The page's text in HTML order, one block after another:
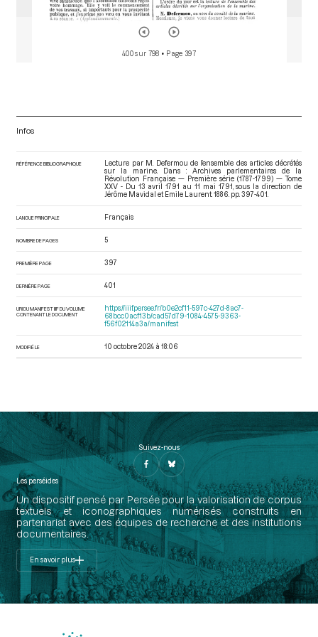
400 sur 798 • Page 397
Infos
RÉFÉRENCE BIBLIOGRAPHIQUE
Lecture par M. Defermou de l’ensemble des articles décrétés
sur la marine. Dans : Archives parlementaires de la
Révolution Française — Première série (1787-1799) — Tome
XXV - Du 13 avril 1791 au 11 mai 1791 , sous la direction de
Jérôme Mavidal et Emile Laurent. 1886. pp. 397-401.
LANGUE PRINCIPALE Français
NOMBRE DE PAGES 5
PREMIÈRE PAGE 397
DERNIÈRE PAGE 401
URI DU MANIFEST IIIF DU VOLUME
CONTENANT LE DOCUMENT
https://iiif.persee.fr/b0e2cf11-597c-427d-8ac7-
68bcc0acf13b/cad57d79-1084-4575-9363-
f56f02114a3a/manifest
MODIFIÉ LE 10 octobre 2024 à 18:06
Suivez-nous
Les perséides
Un dispositif pensé par Persée pour la valorisation de corpus
textuels et iconographiques numérisés construits en
partenariat avec des équipes de recherche et des institutions
documentaires.
En savoir plus